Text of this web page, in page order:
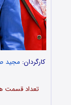
کارگردان: مجید